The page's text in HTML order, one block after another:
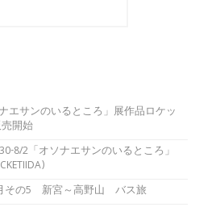
エサンのいるところ」展作品ロケッ
開始
8/2「オソナエサンのいるところ」
その5 新宮～高野山 バス旅